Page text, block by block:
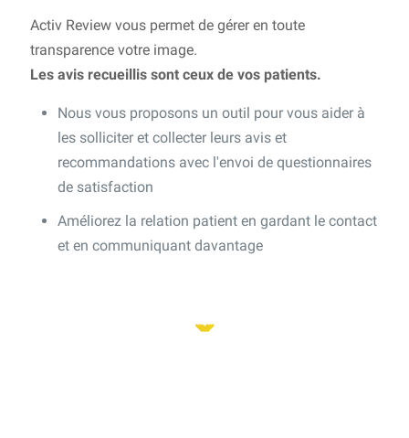
Activ Review vous permet de gérer en toute
transparence votre image.
Les avis recueillis sont ceux de vos patients.
Nous vous proposons un outil pour vous aider à
les solliciter et collecter leurs avis et
recommandations avec l'envoi de questionnaires
de satisfaction
Améliorez la relation patient en gardant le contact
et en communiquant davantage